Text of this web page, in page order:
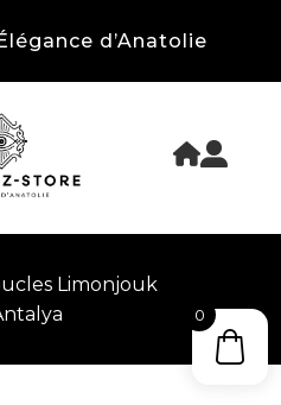
d’Anatolie
Limonjouk
0